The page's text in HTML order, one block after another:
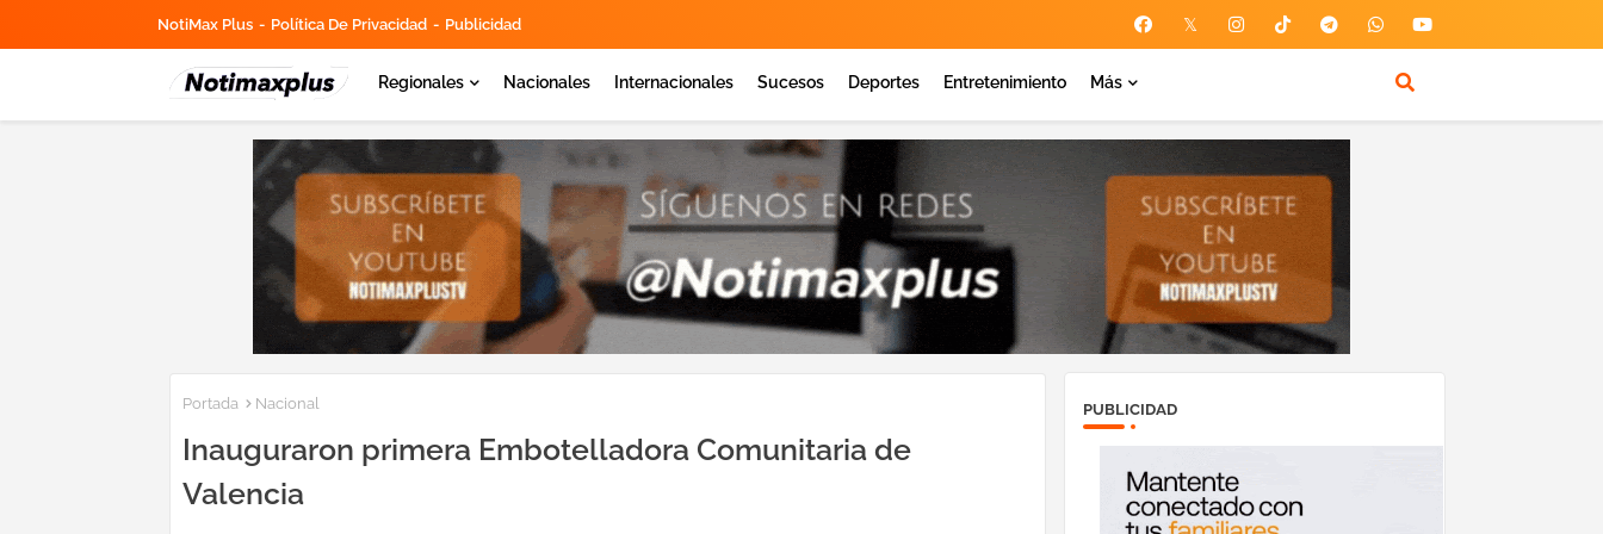
NotiMax Plus Política De Privacidad Publicidad
Regionales Nacionales Internacionales Sucesos Deportes Entretenimiento Más
Portada Nacional
Inauguraron primera Embotelladora Comunitaria de
Valencia
PUBLICIDAD